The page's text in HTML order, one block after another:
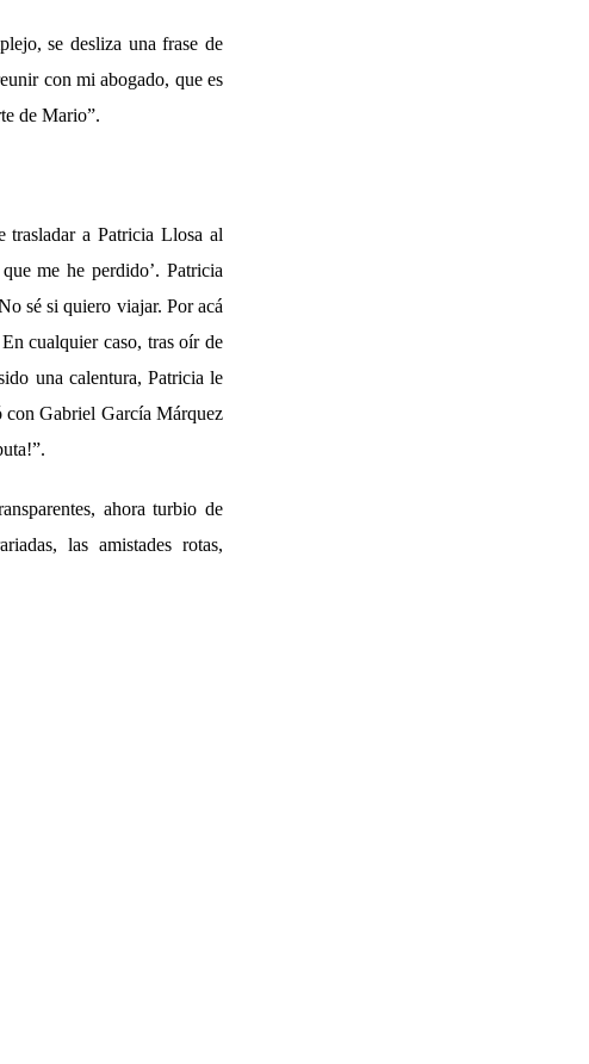
se desliza una frase de
con mi abogado, que es
de Mario”.
trasladar a Patricia Llosa al
me he perdido’. Patricia
sé si quiero viajar. Por acá
cualquier caso, tras oír de
una calentura, Patricia le
con Gabriel García Márquez
ahora turbio de
las amistades rotas,